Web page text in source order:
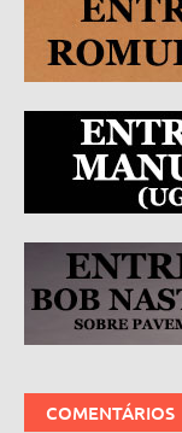
COMENTÁRIOS